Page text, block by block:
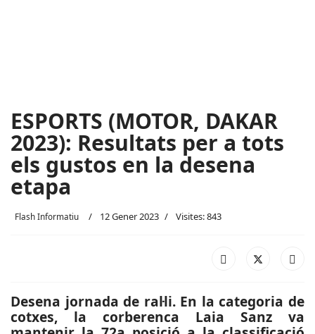
ESPORTS (MOTOR, DAKAR
2023): Resultats per a tots
els gustos en la desena
etapa
Flash Informatiu 12 Gener 2023 Visites: 843
Desena jornada de ral·li. En la categoria de
cotxes, la corberenca Laia Sanz va